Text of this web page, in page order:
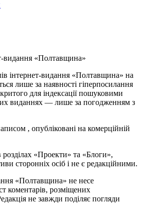
видання «Полтавщина»
інтернет-видання «Полтавщина» на
лише за наявності гіперпосилання
для індексації пошуковими
виданнях — лише за погодженням з
, опубліковані на комерційній
«Проекти» та «Блоги»,
сторонніх осіб і не є редакційними.
«Полтавщина» не несе
коментарів, розміщених
не завжди поділяє погляди